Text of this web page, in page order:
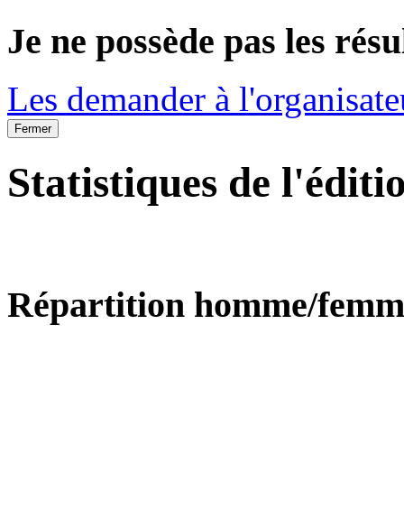
Je ne possède pas les
Les demander à
Fermer
Statistiques de
Répartition homme/